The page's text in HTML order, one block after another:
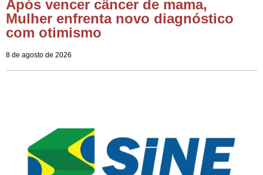
Após vencer câncer de mama,
Mulher enfrenta novo diagnóstico
com otimismo
8 de agosto de 2026